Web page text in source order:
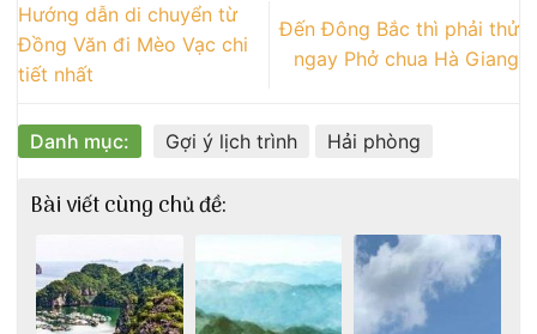
Hướng dẫn di chuyển từ
Đồng Văn đi Mèo Vạc chi
tiết nhất
Đến Đông Bắc thì phải thử
ngay Phở chua Hà Giang
Danh mục: Gợi ý lịch trình Hải phòng
Bài viết cùng chủ đề: